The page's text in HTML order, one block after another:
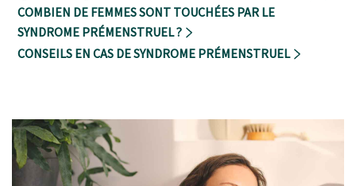
COMBIEN DE FEMMES SONT TOUCHÉES PAR LE
SYNDROME PRÉMENSTRUEL ?
CONSEILS EN CAS DE SYNDROME PRÉMENSTRUEL